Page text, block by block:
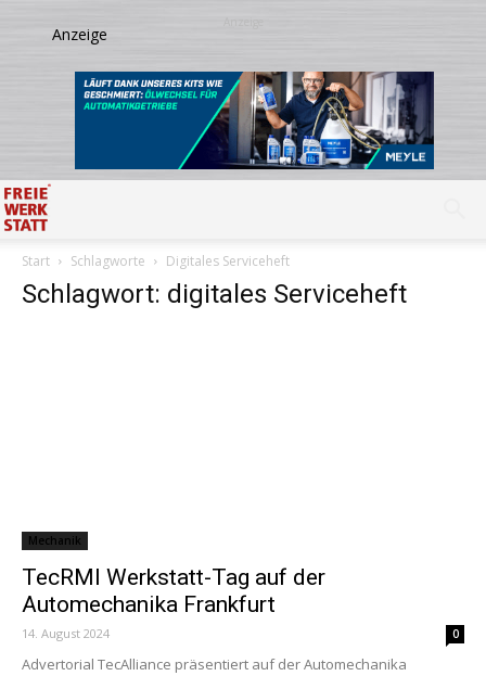
Start Schlagworte Digitales Serviceheft
Schlagwort: digitales Serviceheft
Mechanik
TecRMI Werkstatt-Tag auf der
Automechanika Frankfurt
14. August 2024 0
Advertorial TecAlliance präsentiert auf der Automechanika